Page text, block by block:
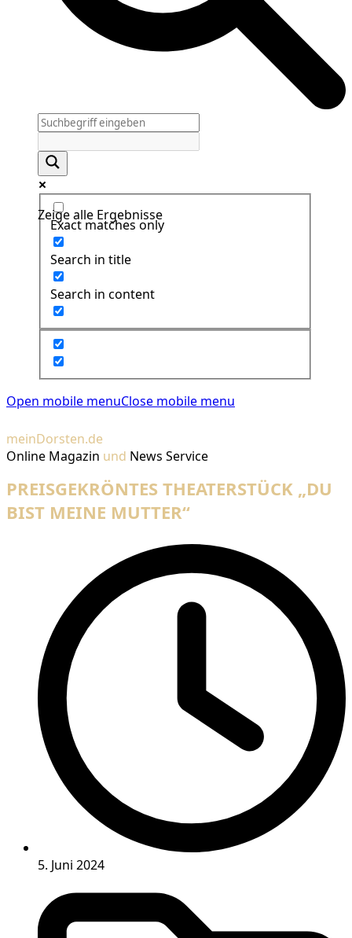
Zeige alle Ergebnisse
Exact matches only
Search in title
Search in content
Open mobile menuClose mobile menu
meinDorsten.de
Online Magazin und News Service
PREISGEKRÖNTES THEATERSTÜCK „DU
BIST MEINE MUTTER“
5. Juni 2024